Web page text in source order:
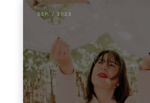
SEP. / 2023